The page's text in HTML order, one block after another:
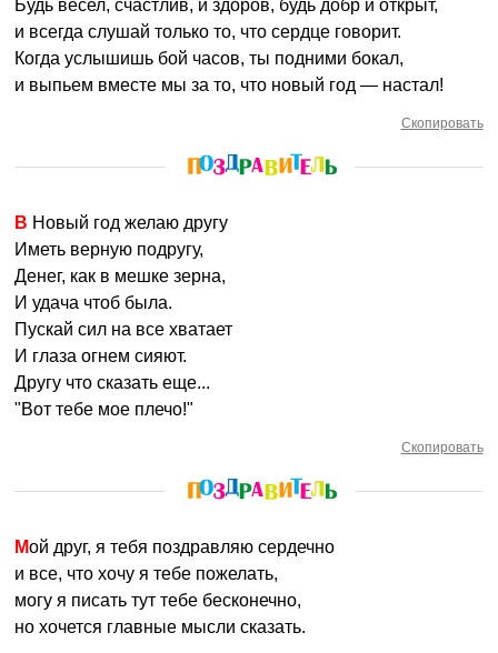
Будь весел, счастлив, и здоров, будь добр и открыт,
и всегда слушай только то, что сердце говорит.
Когда услышишь бой часов, ты подними бокал,
и выпьем вместе мы за то, что новый год — настал!
Скопировать
В Новый год желаю другу
Иметь верную подругу,
Денег, как в мешке зерна,
И удача чтоб была.
Пускай сил на все хватает
И глаза огнем сияют.
Другу что сказать еще...
"Вот тебе мое плечо!"
Скопировать
Мой друг, я тебя поздравляю сердечно
и все, что хочу я тебе пожелать,
могу я писать тут тебе бесконечно,
но хочется главные мысли сказать.